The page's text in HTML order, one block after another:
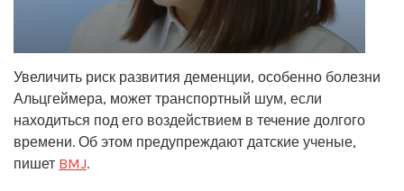
Увеличить риск развития деменции, особенно болезни
Альцгеймера, может транспортный шум, если
находиться под его воздействием в течение долгого
времени. Об этом предупреждают датские ученые,
пишет BMJ.